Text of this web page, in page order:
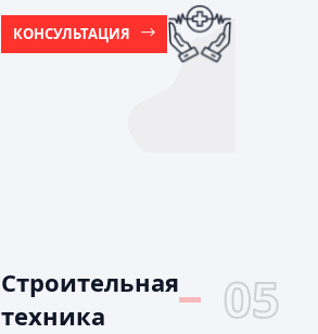
КОНСУЛЬТАЦИЯ
Строительная
техника
05